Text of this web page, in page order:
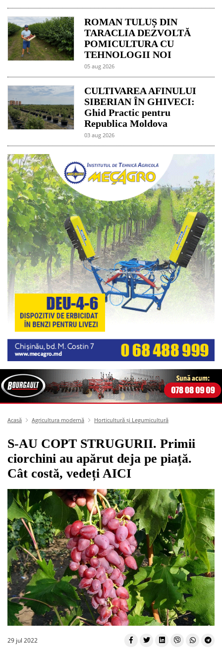
ROMAN TULUȘ DIN
TARACLIA DEZVOLTĂ
POMICULTURA CU
TEHNOLOGII NOI
05 aug 2026
CULTIVAREA AFINULUI
SIBERIAN ÎN GHIVECI:
Ghid Practic pentru
Republica Moldova
03 aug 2026
Acasă Agricultura modernă Horticultură și Legumicultură
S-AU COPT STRUGURII. Primii
ciorchini au apărut deja pe piață.
Cât costă, vedeți AICI
29 jul 2022